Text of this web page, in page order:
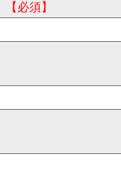
【必須】